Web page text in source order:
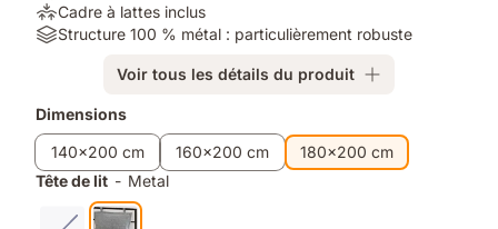
Design
industriel
Soulagement
de
à
lattes
inclus
Cadre à lattes inclus
Material:
métal
:
particulièrement
robuste
Structure 100 % métal : particulièrement robuste
Voir tous les détails du produit
Produits
supplémentaires
Dimensions
140x200 cm
160x200 cm
180x200 cm
Tête de lit - Metal